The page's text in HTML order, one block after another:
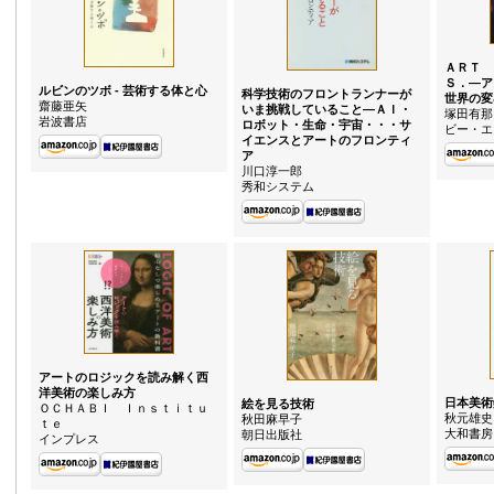
ルビンのツボ - 芸術する体と心
齋藤亜矢
岩波書店
科学技術のフロントランナーが
いま挑戦していること—ＡＩ・
ロボット・生命・宇宙・・・サ
イエンスとアートのフロンティ
ア
川口淳一郎
秀和システム
ＡＲＴ
Ｓ．—ア
世界の
塚田有那
ビー・
アートのロジックを読み解く西
洋美術の楽しみ方
ＯＣＨＡＢＩ Ｉｎｓｔｉｔｕ
ｔｅ
インプレス
絵を見る技術
秋田麻早子
朝日出版社
日本美
秋元雄史
大和書房